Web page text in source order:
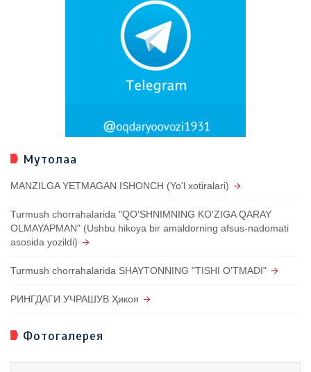
Мутолаа
MANZILGA YETMAGAN ISHONCH (Yo'l xotiralari)
Turmush chorrahalarida "QO'SHNIMNING KO'ZIGA QARAY
OLMAYAPMAN" (Ushbu hikoya bir amaldorning afsus-nadomati
asosida yozildi)
Turmush chorrahalarida SHAYTONNING "TISHI O'TMADI"
РИНГДАГИ УЧРАШУВ Ҳикоя
Фотогалерея